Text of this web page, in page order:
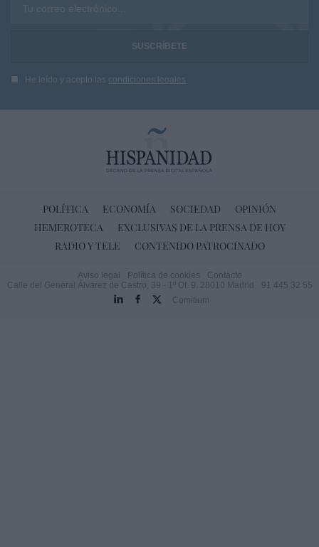
Tu correo electrónico...
He leído y acepto las condiciones legales
POLÍTICA ECONOMÍA SOCIEDAD
OPINIÓN
HEMEROTECA
EXCLUSIVAS DE LA PRENSA DE HOY
RADIO Y TELE
CONTENIDO PATROCINADO
Aviso legal Política de cookies
Contacto
Calle del General Álvarez de Castro, 39 - 1º Of. 9. 28010 Madrid
91 445 32 55
Comitium